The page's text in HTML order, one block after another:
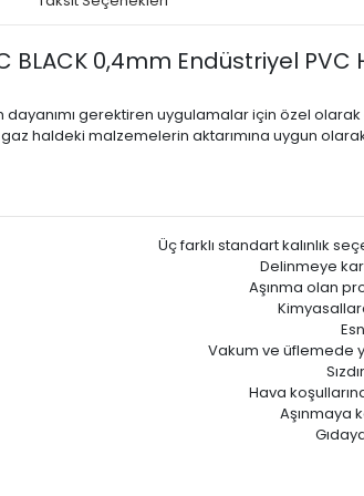
BLACK 0,4mm Endüstriyel
gerektiren uygulamalar için özel
gaz haldeki malzemelerin aktarımına uygun
Üç farklı standart kalınlık
Delinmeye
Aşınma olan
Vakum ve üfIemede
Hava
Aşınmaya